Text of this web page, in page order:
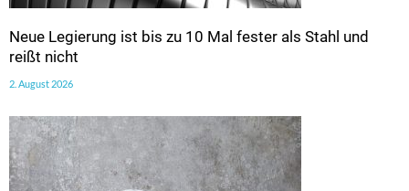
Neue Legierung ist bis zu 10 Mal fester als Stahl und
reißt nicht
2. August 2026